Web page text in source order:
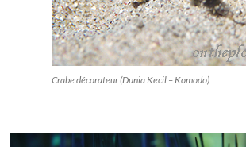
Crabe décorateur (Dunia Kecil – Komodo)